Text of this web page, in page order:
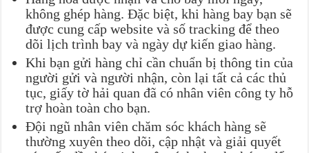
không ghép hàng. Đặc biệt, khi hàng bay bạn sẽ
được cung cấp website và số tracking để theo
dõi lịch trình bay và ngày dự kiến giao hàng.
Khi bạn gửi hàng chỉ cần chuẩn bị thông tin của
người gửi và người nhận, còn lại tất cả các thủ
tục, giấy tờ hải quan đã có nhân viên công ty hỗ
trợ hoàn toàn cho bạn.
Đội ngũ nhân viên chăm sóc khách hàng sẽ
thường xuyên theo dõi, cập nhật và giải quyết